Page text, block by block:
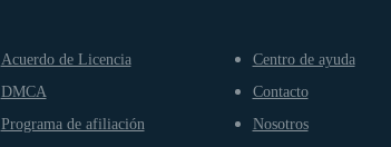
Acuerdo de Licencia
DMCA
Programa de afiliación
Centro de ayuda
Contacto
Nosotros